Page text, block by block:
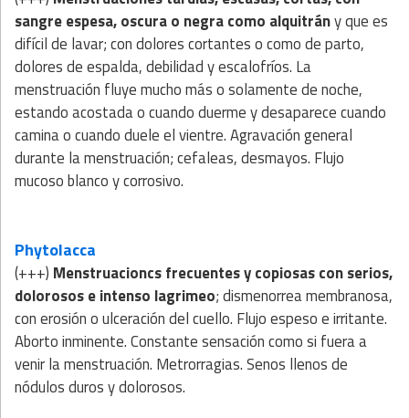
sangre espesa, oscura o negra como alquitrány que es
difícil de lavar; con dolores cortantes o como de parto,
dolores de espalda, debilidad y escalofríos. La
menstruación fluye mucho más o solamente de noche,
estando acostada o cuando duerme y desaparece cuando
camina o cuando duele el vientre. Agravación general
durante la menstruación; cefaleas, desmayos. Flujo
mucoso blanco y corrosivo.
Phytolacca
(+++) Menstruacioncs frecuentes y copiosas con serios,
dolorosos e intenso lagrimeo; dismenorrea membranosa,
con erosión o ulceración del cuello. Flujo espeso e irritante.
Aborto inminente. Constante sensación como si fuera a
venir la menstruación. Metrorragias. Senos llenos de
nódulos duros y dolorosos.